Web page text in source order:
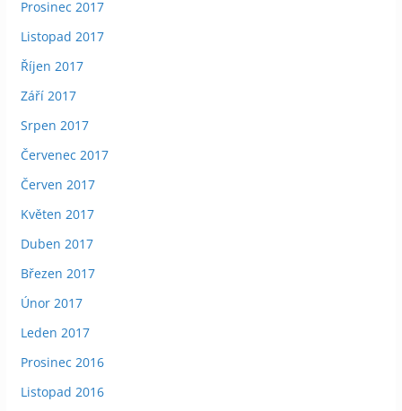
Prosinec 2017
Listopad 2017
Říjen 2017
Září 2017
Srpen 2017
Červenec 2017
Červen 2017
Květen 2017
Duben 2017
Březen 2017
Únor 2017
Leden 2017
Prosinec 2016
Listopad 2016